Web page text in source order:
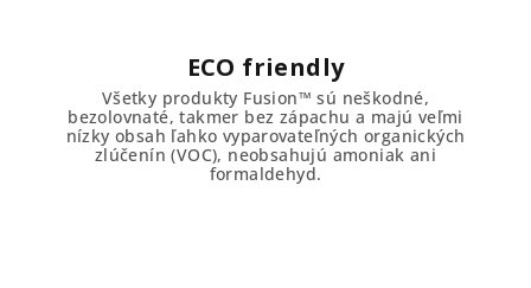
ECO friendly
Všetky produkty Fusion™ sú neškodné,
bezolovnaté, takmer bez zápachu a majú veľmi
nízky obsah ľahko vyparovateľných organických
zlúčenín (VOC), neobsahujú amoniak ani
formaldehyd.